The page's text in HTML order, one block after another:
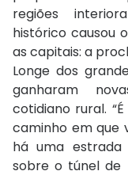
regiões
histórico causou
as capitais: a
Longe dos
ganharam
cotidiano rural.
caminho em que
há uma estrada
sobre o túnel de